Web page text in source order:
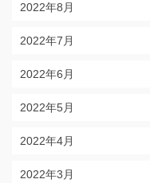
2022年8月
2022年7月
2022年6月
2022年5月
2022年4月
2022年3月